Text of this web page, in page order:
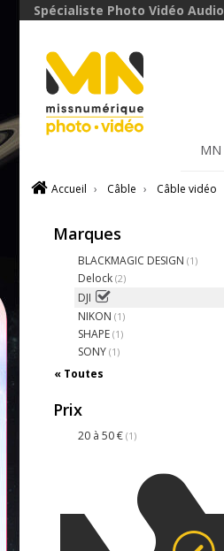
Spécialiste Photo Vidéo
MN
Accueil › Câble › Câble vidéo
Marques
BLACKMAGIC DESIGN (1)
Delock (2)
DJI
NIKON (1)
SHAPE (1)
SONY (1)
« Toutes
Prix
20 à 50 € (1)